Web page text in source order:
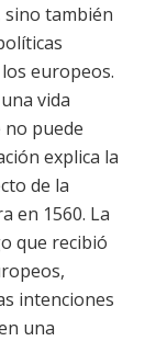
sino también
europeos.
vida
puede
explica la
de la
en 1560. La
que recibió
intenciones
una